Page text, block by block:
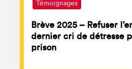
Témoignages
Brève 2025 – Refuser
dernier cri de détresse
prison